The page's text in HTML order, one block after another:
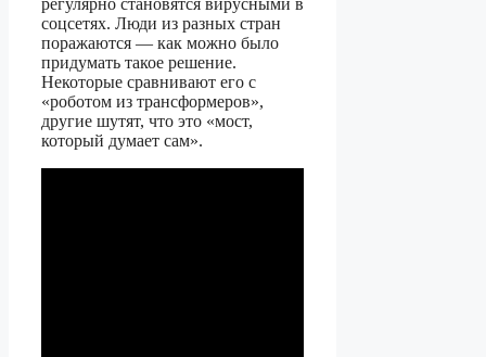
регулярно становятся вирусными в
соцсетях. Люди из разных стран
поражаются — как можно было
придумать такое решение.
Некоторые сравнивают его с
«роботом из трансформеров»,
другие шутят, что это «мост,
который думает сам».